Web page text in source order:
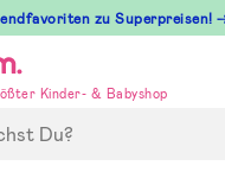
zu Superpreisen!
Kinder- & Babyshop